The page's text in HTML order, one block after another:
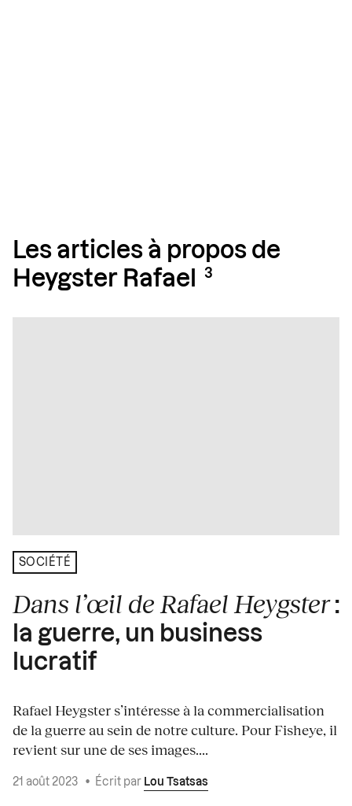
Les articles à propos de
Heygster Rafael
3
SOCIÉTÉ
Dans l’œil de Rafael Heygster:
la guerre, un business
lucratif
Rafael Heygster s’intéresse à la commercialisation
de la guerre au sein de notre culture. Pour Fisheye, il
revient sur une de ses images....
21 août 2023 • Écrit par Lou Tsatsas